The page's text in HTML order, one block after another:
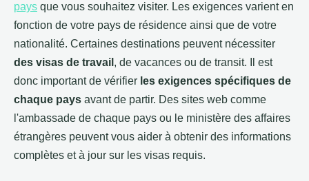
pays que vous souhaitez visiter. Les exigences varient en
fonction de votre pays de résidence ainsi que de votre
nationalité. Certaines destinations peuvent nécessiter
des visas de travail , de vacances ou de transit. Il est
donc important de vérifier les exigences spécifiques de
chaque pays avant de partir. Des sites web comme
l'ambassade de chaque pays ou le ministère des affaires
étrangères peuvent vous aider à obtenir des informations
complètes et à jour sur les visas requis.